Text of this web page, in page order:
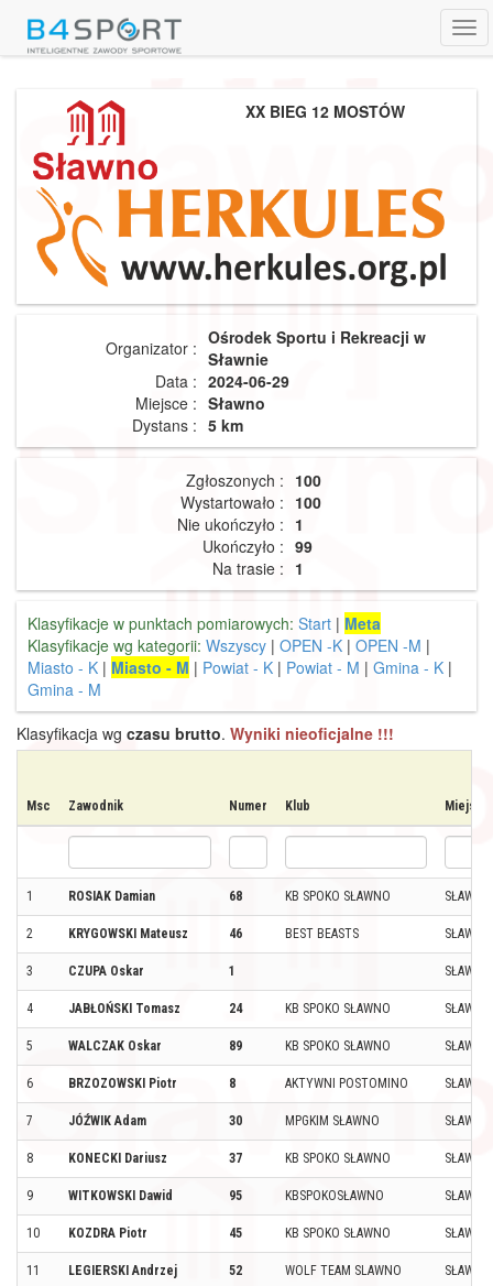
XX BIEG 12 MOSTÓW
Organizator : Ośrodek Sportu i Rekreacji w
Sławnie
Data : 2024-06-29
Miejsce : Sławno
Dystans : 5 km
Zgłoszonych : 100
Wystartowało : 100
Nie ukończyło : 1
Ukończyło : 99
Na trasie : 1
Klasyfikacje w punktach pomiarowych: Start | Meta
Klasyfikacje wg kategorii: Wszyscy | OPEN -K | OPEN -M |
Miasto - K | Miasto - M | Powiat - K | Powiat - M | Gmina - K |
Gmina - M
Klasyfikacja wg czasu brutto. Wyniki nieoficjalne !!!
Msc Zawodnik Numer Klub
1 ROSIAK Damian 68 KB SPOKO SŁAWNO SŁAWNO
2 KRYGOWSKI Mateusz 46 BEST BEASTS SŁAWNO
3 CZUPA Oskar 1 SŁAWNO
4 JABŁOŃSKI Tomasz 24 KB SPOKO SŁAWNO SŁAWNO
5 WALCZAK Oskar 89 KB SPOKO SŁAWNO SŁAWNO
6 BRZOZOWSKI Piotr 8 AKTYWNI POSTOMINO SŁAWNO
7 JÓŹWIK Adam 30 MPGKIM SŁAWNO SŁAWNO
8 KONECKI Dariusz 37 KB SPOKO SŁAWNO SŁAWNO
9 WITKOWSKI Dawid 95 KBSPOKOSŁAWNO SŁAWNO
10 KOZDRA Piotr 45 KB SPOKO SŁAWNO SŁAWNO
11 LEGIERSKI Andrzej 52 WOLF TEAM SLAWNO SŁAWNO